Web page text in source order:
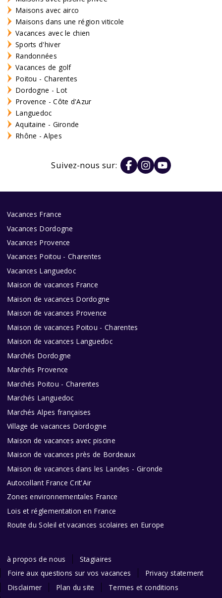
Maisons avec airco
Maisons dans une région viticole
Vacances avec le chien
Sports d'hiver
Randonnées
Vacances de golf
Poitou - Charentes
Dordogne - Lot
Provence - Côte d'Azur
Languedoc
Aquitaine - Gironde
Rhône - Alpes
Suivez-nous sur:
Vacances France
Vacances Dordogne
Vacances Provence
Vacances Poitou - Charentes
Vacances Languedoc
Maison de vacances France
Maison de vacances Dordogne
Maison de vacances Provence
Maison de vacances Poitou - Charentes
Maison de vacances Languedoc
Marchés Dordogne
Marchés Provence
Marchés Poitou - Charentes
Marchés Languedoc
Marchés Alpes françaises
Village de vacances Dordogne
Maison de vacances avec piscine
Maison de vacances près de Bordeaux
Maison de vacances dans les Landes - Gironde
Autocollant France Crit'Air
Zones environnementales France
Lois et réglementation en France
Route du Soleil et vacances scolaires en Europe
à propos de nous
Stagiaires
Foire aux questions sur vos vacances
Privacy statement
Disclaimer
Plan du site
Termes et conditions